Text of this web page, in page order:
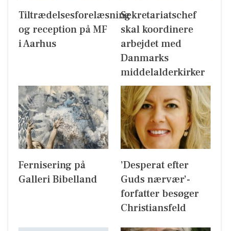
Tiltrædelsesforelæsning
og reception på MF
i Aarhus
Sekretariatschef
skal koordinere
arbejdet med
Danmarks
middelalderkirker
Fernisering på
Galleri Bibelland
’Desperat efter
Guds nærvær’-
forfatter besøger
Christiansfeld